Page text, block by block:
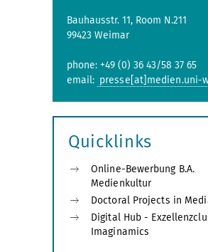
Bauhausstr. 11, Room N.211
99423 Weimar
phone: +49 (0) 36 43/58 37 65
email: presse[at]medien.uni-
Quicklinks
Online-Bewerbung B.A.
Medienkultur
Doctoral Projects in
Digital Hub -
Imaginamics